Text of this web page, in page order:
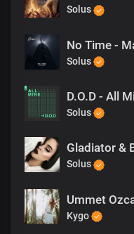
Solus
No Time -
Solus
D.O.D - All
Solus
Gladiator &
Solus
Ummet
Kygo